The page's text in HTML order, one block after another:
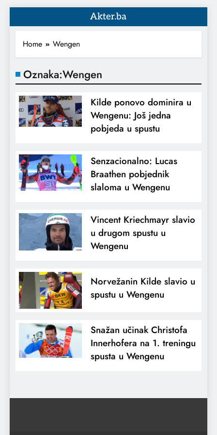
Akter.ba
Home Wengen
Oznaka:Wengen
Kilde ponovo dominira u
Wengenu: Još jedna
pobjeda u spustu
Senzacionalno: Lucas
Braathen pobjednik
slaloma u Wengenu
Vincent Kriechmayr slavio
u drugom spustu u
Wengenu
Norvežanin Kilde slavio u
spustu u Wengenu
Snažan učinak Christofa
Innerhofera na 1. treningu
spusta u Wengenu